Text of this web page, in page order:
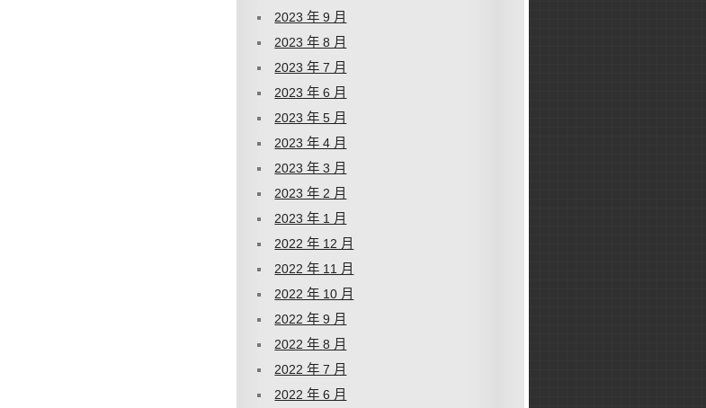
2023 年 9 月
2023 年 8 月
2023 年 7 月
2023 年 6 月
2023 年 5 月
2023 年 4 月
2023 年 3 月
2023 年 2 月
2023 年 1 月
2022 年 12 月
2022 年 11 月
2022 年 10 月
2022 年 9 月
2022 年 8 月
2022 年 7 月
2022 年 6 月